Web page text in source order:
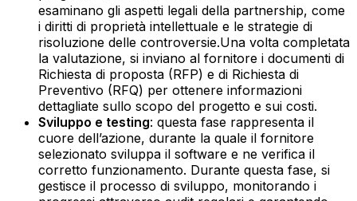
esaminano gli aspetti legali della partnership, come
i diritti di proprietà intellettuale e le strategie di
risoluzione delle controversie.‍Una volta completata
la valutazione, si inviano al fornitore i documenti di
Richiesta di proposta (RFP) e di Richiesta di
Preventivo (RFQ) per ottenere informazioni
dettagliate sullo scopo del progetto e sui costi.‍
Sviluppo e testing: questa fase rappresenta il
cuore dell’azione, durante la quale il fornitore
selezionato sviluppa il software e ne verifica il
corretto funzionamento. Durante questa fase, si
gestisce il processo di sviluppo, monitorando i